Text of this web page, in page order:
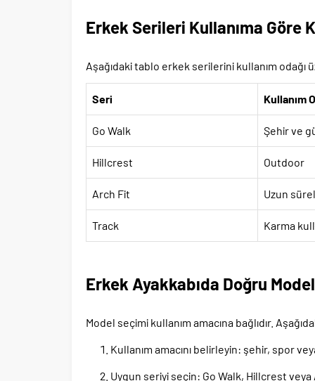
Erkek Serileri Kullanıma Göre
Aşağıdaki tablo erkek serilerini kullanım odağı
Seri Kullanım
Go Walk Şehir ve
Hillcrest Outdoor
Arch Fit Uzun
Track Karma
Erkek Ayakkabıda Doğru
Model seçimi kullanım amacına bağlıdır.
Kullanım amacını belirleyin: şehir, spor
Uygun seriyi seçin: Go Walk, Hillcrest veya